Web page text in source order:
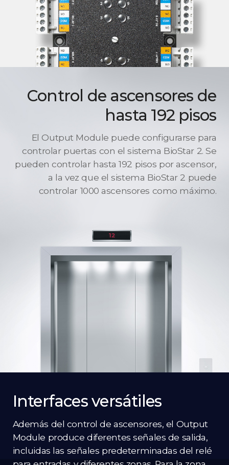
Control de ascensores de
hasta 192 pisos
El Output Module puede configurarse para
controlar puertas con el sistema BioStar 2. Se
pueden controlar hasta 192 pisos por ascensor,
a la vez que el sistema BioStar 2 puede
controlar 1000 ascensores como máximo.
Interfaces versátiles
Además del control de ascensores, el Output
Module produce diferentes señales de salida,
incluidas las señales predeterminadas del relé